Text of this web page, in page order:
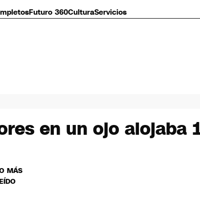
Futuro 360CulturaServicios
en un ojo alojaba
MÁS